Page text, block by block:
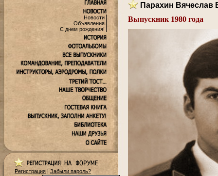
Новости
Объявления
С днем рождения!
Регистрация | Забыли пароль?
Парахин Вячеслав
Выпускник 1980 года